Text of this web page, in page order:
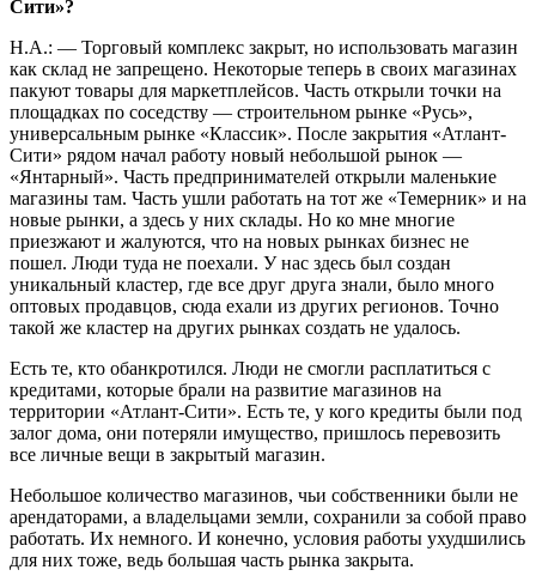
Сити»?
Н.А.: — Торговый комплекс закрыт, но использовать магазин
как склад не запрещено. Некоторые теперь в своих магазинах
пакуют товары для маркетплейсов. Часть открыли точки на
площадках по соседству — строительном рынке «Русь»,
универсальным рынке «Классик». После закрытия «Атлант-
Сити» рядом начал работу новый небольшой рынок —
«Янтарный». Часть предпринимателей открыли маленькие
магазины там. Часть ушли работать на тот же «Темерник» и на
новые рынки, а здесь у них склады. Но ко мне многие
приезжают и жалуются, что на новых рынках бизнес не
пошел. Люди туда не поехали. У нас здесь был создан
уникальный кластер, где все друг друга знали, было много
оптовых продавцов, сюда ехали из других регионов. Точно
такой же кластер на других рынках создать не удалось.
Есть те, кто обанкротился. Люди не смогли расплатиться с
кредитами, которые брали на развитие магазинов на
территории «Атлант-Сити». Есть те, у кого кредиты были под
залог дома, они потеряли имущество, пришлось перевозить
все личные вещи в закрытый магазин.
Небольшое количество магазинов, чьи собственники были не
арендаторами, а владельцами земли, сохранили за собой право
работать. Их немного. И конечно, условия работы ухудшились
для них тоже, ведь большая часть рынка закрыта.